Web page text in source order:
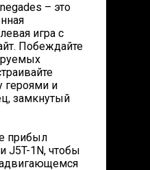
– это
игра с
Побеждайте
героями и
замкнутый
прибыл
J5T-1N, чтобы